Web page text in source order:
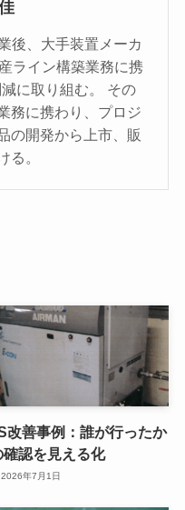
後、大手装置メーカ
ライン構築業務に携
に取り組む。 その
務に携わり、プロジ
の開発から上市、販
る。
改善事例：誰が行ったか
確認を見える化
2026年7月1日